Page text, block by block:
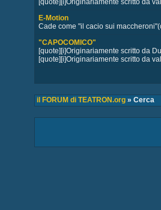
[quote][i]Originariamente scritto da
E-Motion
Cade come "il cacio sui
"CAPOCOMICO"
[quote][i]Originariamente scritto da
[quote][i]Originariamente scritto da
il FORUM di TEATRON.org» Cerca